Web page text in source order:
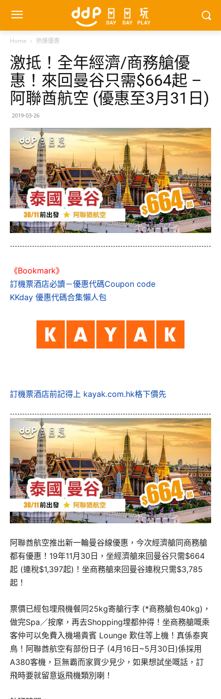
Home 熱爆優惠
激抵！全年經濟/商務艙優
惠！來回曼谷只需$664起 –
阿聯酋航空 (優惠至3月31日)
2019-03-26
《Bookmark》
訂機票酒店必讀－優惠代碼Coupon code
KKday 優惠代碼合集懶人包
訂機票酒店前記得上 kayak.com.hk格下價先
阿聯酋航空推出新一輪曼谷線優惠，今次經濟艙同商務艙
都有優惠！19年11月30日，坐經濟艙來回曼谷只需$664
起 (連稅$1,397起)！坐商務艙來回曼谷連稅只需$3,785
起！
票價已經包埋飛機餐同25kg寄艙行李 (*商務艙包40kg)，
做完Spa／按摩，再去Shopping埋都仲得！坐商務艙嘅乘
客仲可以免費入機場貴賓 Lounge 歎住等上機！真係泰爽
鳥！阿聯酋航空有部份日子 (4月16日~5月30日)係採用
A380客機，巨無霸而家買少見少，如果想試坐嘅話，訂
飛時要就留意返飛機類別喇！